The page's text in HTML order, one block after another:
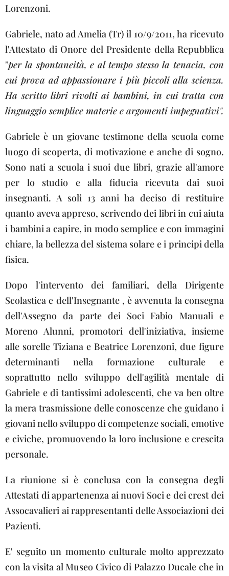
Lorenzoni.
Gabriele, nato ad Amelia (Tr) il 10/9/2011, ha ricevuto
l'Attestato di Onore del Presidente della Repubblica
"per la spontaneità, e al tempo stesso la tenacia, con
cui prova ad appassionare i più piccoli alla scienza.
Ha scritto libri rivolti ai bambini, in cui tratta con
linguaggio semplice materie e argomenti impegnativi".
Gabriele è un giovane testimone della scuola come
luogo di scoperta, di motivazione e anche di sogno.
Sono nati a scuola i suoi due libri, grazie all'amore
per lo studio e alla fiducia ricevuta dai suoi
insegnanti. A soli 13 anni ha deciso di restituire
quanto aveva appreso, scrivendo dei libri in cui aiuta
i bambini a capire, in modo semplice e con immagini
chiare, la bellezza del sistema solare e i principi della
fisica.
Dopo l'intervento dei familiari, della Dirigente
Scolastica e dell'Insegnante , è avvenuta la consegna
dell'Assegno da parte dei Soci Fabio Manuali e
Moreno Alunni, promotori dell'iniziativa, insieme
alle sorelle Tiziana e Beatrice Lorenzoni, due figure
determinanti nella formazione culturale e
soprattutto nello sviluppo dell'agilità mentale di
Gabriele e di tantissimi adolescenti, che va ben oltre
la mera trasmissione delle conoscenze che guidano i
giovani nello sviluppo di competenze sociali, emotive
e civiche, promuovendo la loro inclusione e crescita
personale.
La riunione si è conclusa con la consegna degli
Attestati di appartenenza ai nuovi Soci e dei crest dei
Assocavalieri ai rappresentanti delle Associazioni dei
Pazienti.
E' seguito un momento culturale molto apprezzato
con la visita al Museo Civico di Palazzo Ducale che in